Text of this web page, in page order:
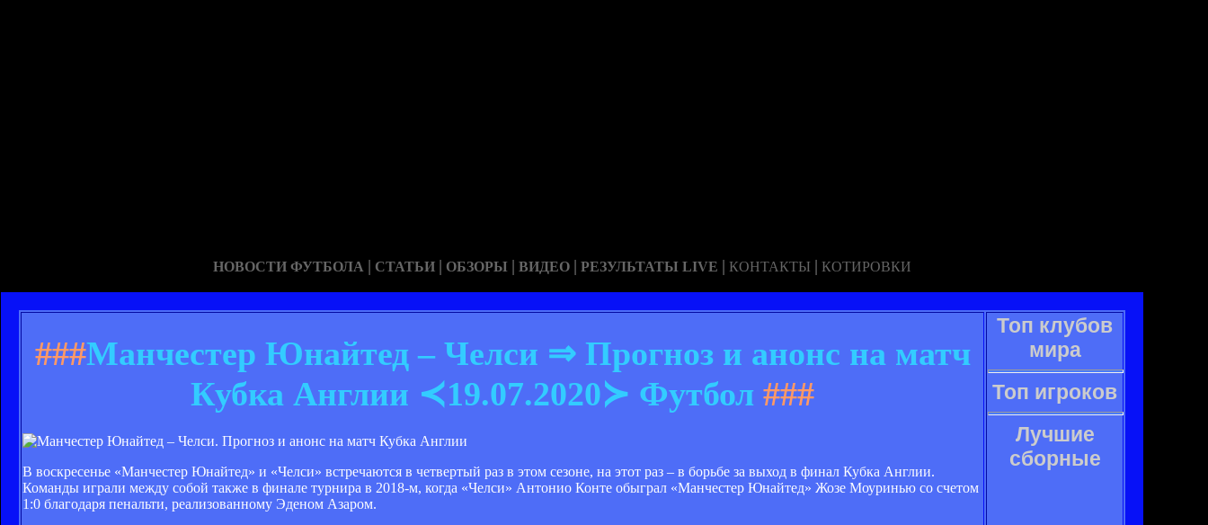
НОВОСТИ ФУТБОЛА | СТАТЬИ | ОБЗОРЫ | ВИДЕО | РЕЗУЛЬТАТЫ LIVE | КОНТАКТЫ | КОТИРОВКИ
###Манчестер Юнайтед – Челси ⇒ Прогноз и анонс на матч
Кубка Англии ≺19.07.2020≻ Футбол ###
В воскресенье «Манчестер Юнайтед» и «Челси» встречаются в четвертый раз в этом сезоне, на этот раз – в борьбе за выход в финал Кубка Англии.
Команды играли между собой также в финале турнира в 2018-м, когда «Челси» Антонио Конте обыграл «Манчестер Юнайтед» Жозе Моуринью со счетом
1:0 благодаря пенальти, реализованному Эденом Азаром.
Топ клубов
мира
Топ игроков
Лучшие
сборные